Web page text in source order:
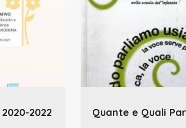
2020-2022
Quante e Quali